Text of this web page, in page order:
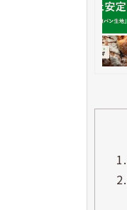
1.
2.